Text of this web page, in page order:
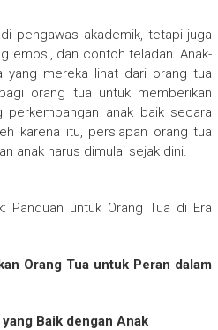
pengawas akademik, tetapi juga
emosi, dan contoh teladan. Anak-
yang mereka lihat dari orang tua
orang tua untuk memberikan
perkembangan anak baik secara
karena itu, persiapan orang tua
anak harus dimulai sejak dini.
Panduan untuk Orang Tua di Era
Orang Tua untuk Peran dalam
Baik dengan Anak